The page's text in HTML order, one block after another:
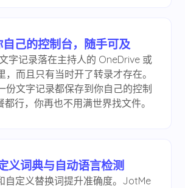
自己的控制台，随手可及
字记录落在主持人的 OneDrive 或
，而且只有当时开了转录才存在。
份文字记录都保存到你自己的控制
都行，你再也不用满世界找文件。
义词典与自动语言检测
自定义替换词提升准确度。JotMe